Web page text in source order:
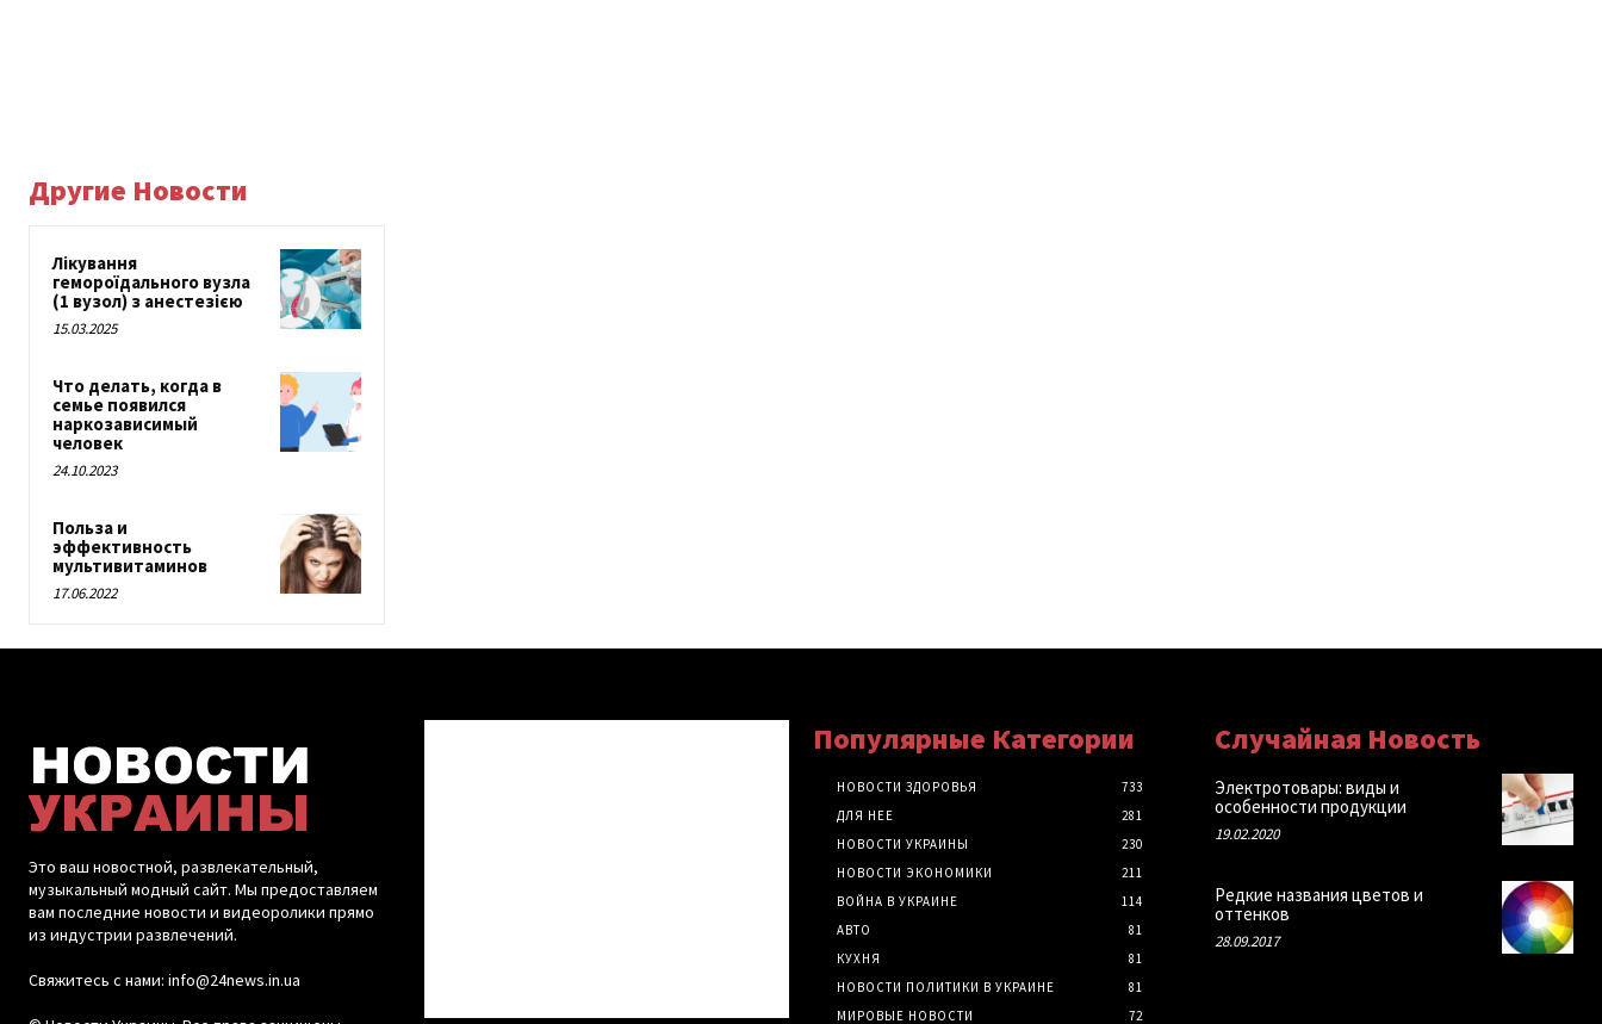
Другие Новости
Лікування
гемороїдального вузла
(1 вузол) з анестезією
15.03.2025
Что делать, когда в
семье появился
наркозависимый
человек
24.10.2023
Польза и
эффективность
мультивитаминов
17.06.2022
Это ваш новостной, развлекательный,
музыкальный модный сайт. Мы предоставляем
вам последние новости и видеоролики прямо
из индустрии развлечений.
Свяжитесь с нами: info@24news.in.ua
Популярные Категории
НОВОСТИ ЗДОРОВЬЯ
733
ДЛЯ НЕЕ
281
НОВОСТИ УКРАИНЫ
230
НОВОСТИ ЭКОНОМИКИ
211
ВОЙНА В УКРАИНЕ
114
АВТО
81
КУХНЯ
81
НОВОСТИ ПОЛИТИКИ В УКРАИНЕ
81
МИРОВЫЕ НОВОСТИ
72
Случайная Новость
Электротовары: виды и
особенности продукции
19.02.2020
Редкие названия цветов и
оттенков
28.09.2017